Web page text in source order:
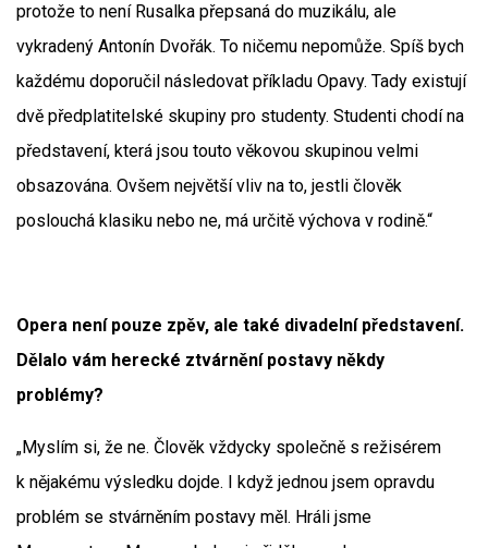
protože to není Rusalka přepsaná do muzikálu, ale
vykradený Antonín Dvořák. To ničemu nepomůže. Spíš bych
každému doporučil následovat příkladu Opavy. Tady existují
dvě předplatitelské skupiny pro studenty. Studenti chodí na
představení, která jsou touto věkovou skupinou velmi
obsazována. Ovšem největší vliv na to, jestli člověk
poslouchá klasiku nebo ne, má určitě výchova v rodině.“
Opera není pouze zpěv, ale také divadelní představení.
Dělalo vám herecké ztvárnění postavy někdy
problémy?
„Myslím si, že ne. Člověk vždycky společně s režisérem
k nějakému výsledku dojde. I když jednou jsem opravdu
problém se stvárněním postavy měl. Hráli jsme